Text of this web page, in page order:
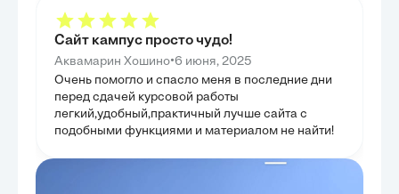
Сайт кампус просто чудо!
Аквамарин Хошино•6 июня, 2025
Очень помогло и спасло меня в последние дни
перед сдачей курсовой работы
легкий,удобный,практичный лучше сайта с
подобными функциями и материалом не найти!